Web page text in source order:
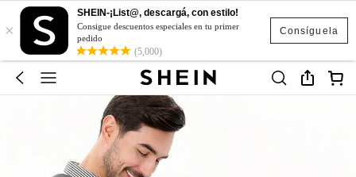
Consíguela
×
SHEIN-¡List@, descargá, con estilo!
Consigue descuentos especiales en tu primer
pedido
(5,000)